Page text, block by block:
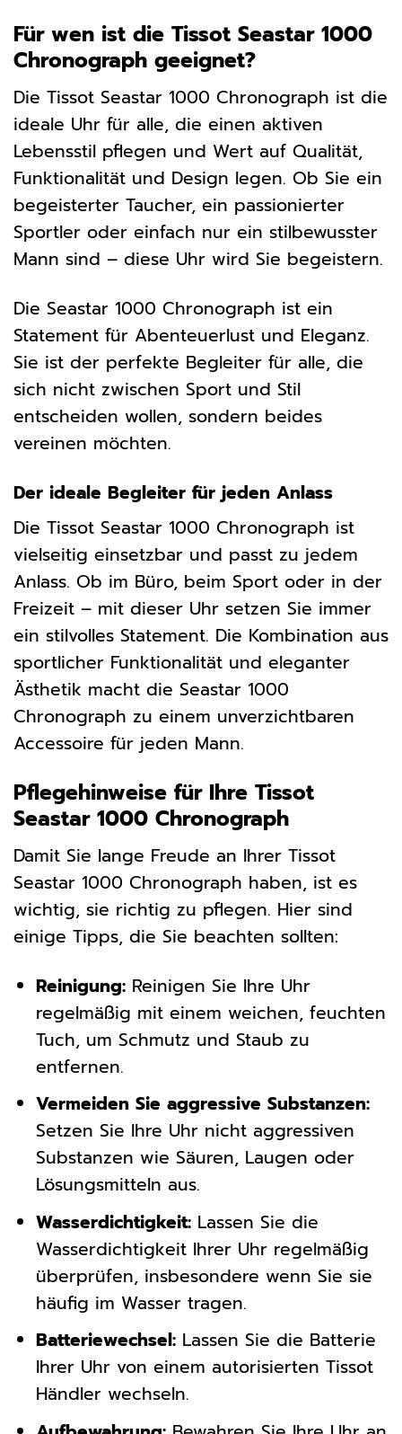
Für wen ist die Tissot Seastar 1000
Chronograph geeignet?
Die Tissot Seastar 1000 Chronograph ist die
ideale Uhr für alle, die einen aktiven
Lebensstil pflegen und Wert auf Qualität,
Funktionalität und Design legen. Ob Sie ein
begeisterter Taucher, ein passionierter
Sportler oder einfach nur ein stilbewusster
Mann sind – diese Uhr wird Sie begeistern.
Die Seastar 1000 Chronograph ist ein
Statement für Abenteuerlust und Eleganz.
Sie ist der perfekte Begleiter für alle, die
sich nicht zwischen Sport und Stil
entscheiden wollen, sondern beides
vereinen möchten.
Der ideale Begleiter für jeden Anlass
Die Tissot Seastar 1000 Chronograph ist
vielseitig einsetzbar und passt zu jedem
Anlass. Ob im Büro, beim Sport oder in der
Freizeit – mit dieser Uhr setzen Sie immer
ein stilvolles Statement. Die Kombination aus
sportlicher Funktionalität und eleganter
Ästhetik macht die Seastar 1000
Chronograph zu einem unverzichtbaren
Accessoire für jeden Mann.
Pflegehinweise für Ihre Tissot
Seastar 1000 Chronograph
Damit Sie lange Freude an Ihrer Tissot
Seastar 1000 Chronograph haben, ist es
wichtig, sie richtig zu pflegen. Hier sind
einige Tipps, die Sie beachten sollten:
Reinigung:Reinigen Sie Ihre Uhr
regelmäßig mit einem weichen, feuchten
Tuch, um Schmutz und Staub zu
entfernen.
Vermeiden Sie aggressive Substanzen:
Setzen Sie Ihre Uhr nicht aggressiven
Substanzen wie Säuren, Laugen oder
Lösungsmitteln aus.
Wasserdichtigkeit:Lassen Sie die
Wasserdichtigkeit Ihrer Uhr regelmäßig
überprüfen, insbesondere wenn Sie sie
häufig im Wasser tragen.
Batteriewechsel:Lassen Sie die Batterie
Ihrer Uhr von einem autorisierten Tissot
Händler wechseln.